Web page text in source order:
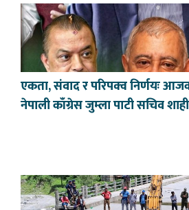
एकता, संवाद र परिपक्व निर्णयः
नेपाली काँग्रेस जुम्ला पाटी सचिव शाही